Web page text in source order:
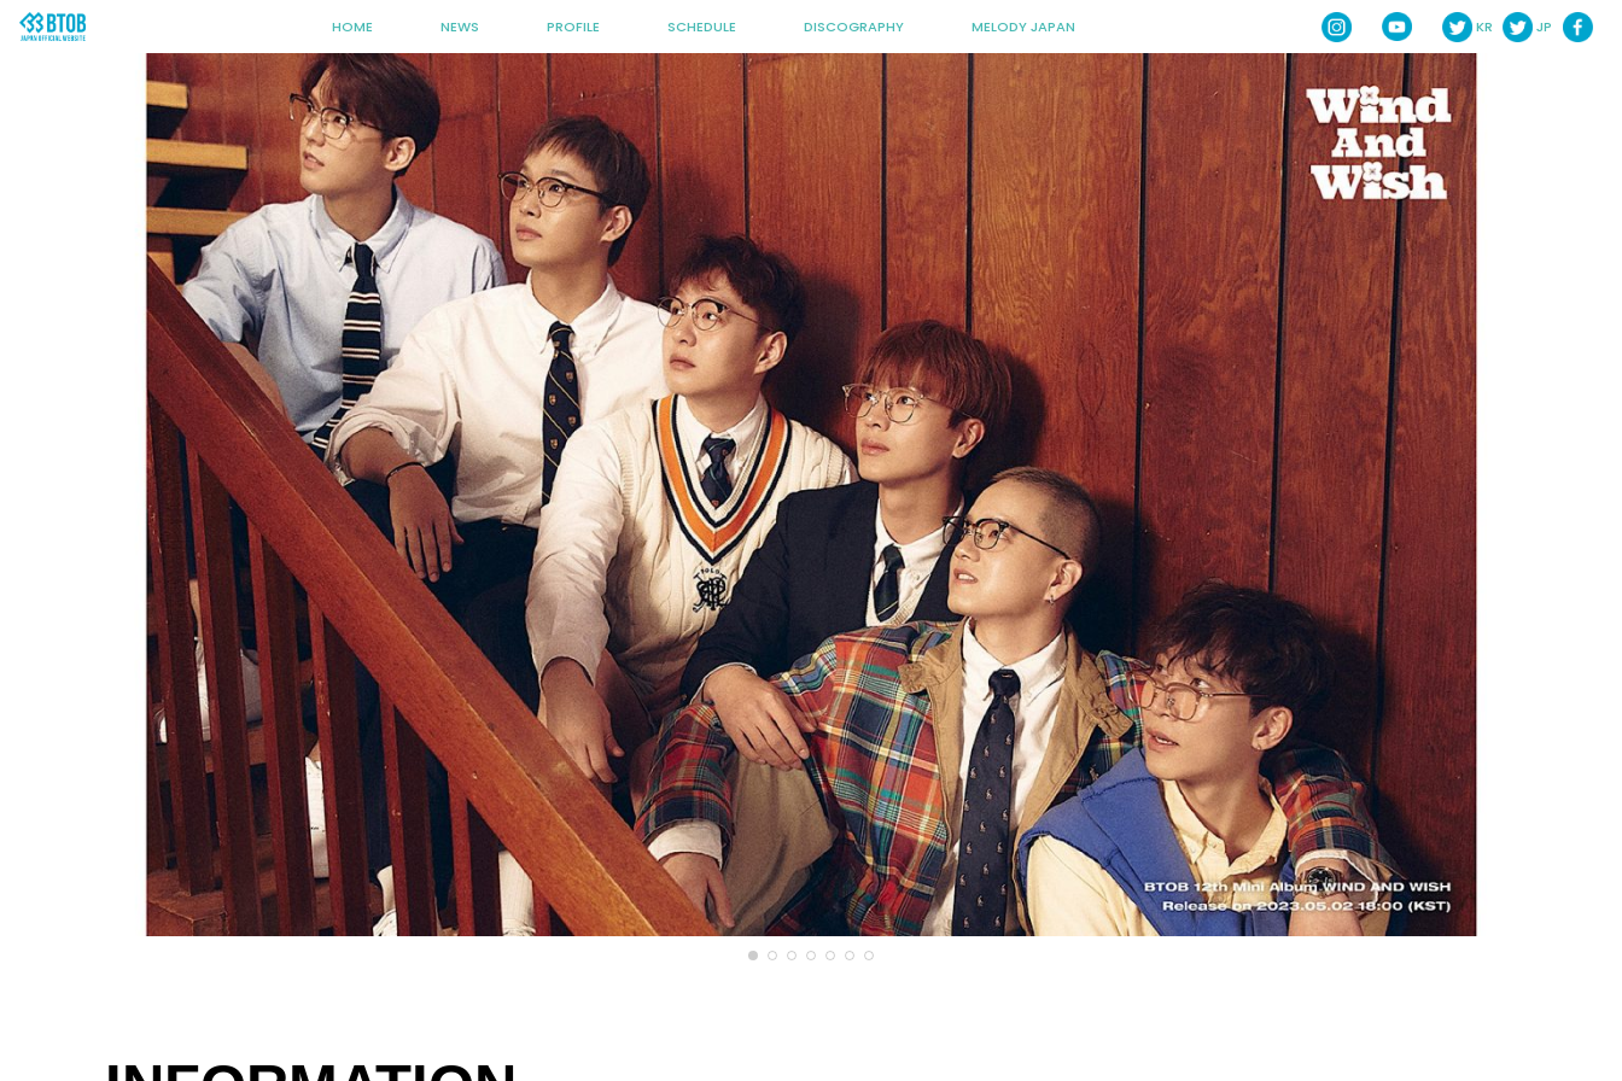
HOME NEWS PROFILE SCHEDULE DISCOGRAPHY MELODY JAPAN KR JP